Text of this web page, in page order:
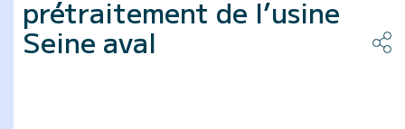
prétraitement de l’usine
Seine aval